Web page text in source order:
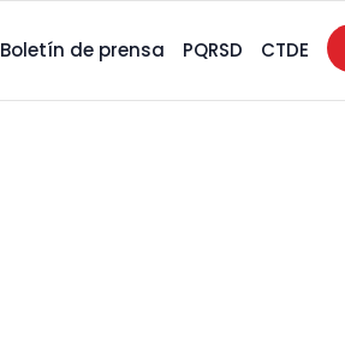
Boletín de prensa PQRSD CTDE